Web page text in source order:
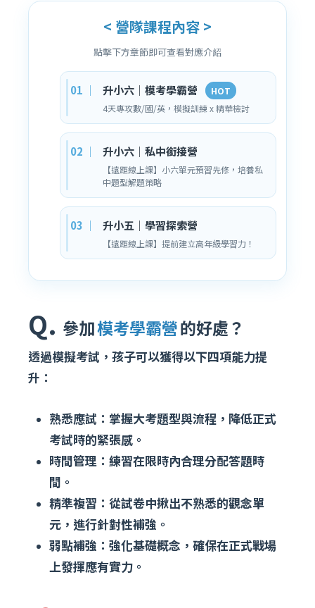
< 營隊課程內容 >
點擊下方章節即可查看對應介紹
升小六｜模考學霸營
HOT
4天專攻數/國/英，模擬訓練 x 精華檢討
升小六｜私中銜接營
【遠距線上課】小六單元預習先修，培養私
中題型解題策略
升小五｜學習探索營
【遠距線上課】提前建立高年級學習力！
Q. 參加模考學霸營的好處？
透過模擬考試，孩子可以獲得以下四項能力提
升：
熟悉應試：掌握大考題型與流程，降低正式
考試時的緊張感。
時間管理：練習在限時內合理分配答題時
間。
精準複習：從試卷中揪出不熟悉的觀念單
元，進行針對性補強。
弱點補強：強化基礎概念，確保在正式戰場
上發揮應有實力。